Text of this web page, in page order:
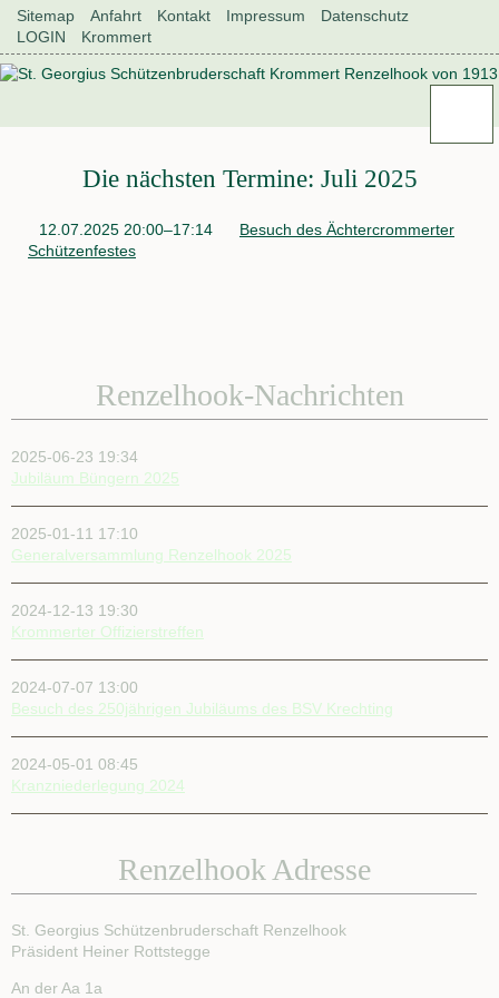
Navigation
überspringen
Sitemap Anfahrt Kontakt Impressum
Datenschutz
LOGIN
Krommert
Aktuelles
Historie
Königinnen
Geschichte
Allgemeine
Daten
als
Fahne
&
Abzeichen
Generalversammlungen
Festablauf
Festverlauf
2026
Schützen
feiern
Feste
2013
Jubiläum
Jubiläums
Anfahrt
Festwiese
BBV
Die nächsten Termine: Juli 2025
12.07.2025 20:00–17:14
Besuch des Ächtercrommerter
Schützenfestes
Renzelhook-Nachrichten
2025-06-23 19:34
Jubiläum Büngern 2025
2025-01-11 17:10
Generalversammlung Renzelhook 2025
2024-12-13 19:30
Krommerter Offizierstreffen
2024-07-07 13:00
Besuch des 250jährigen Jubiläums des BSV Krechting
2024-05-01 08:45
Kranzniederlegung 2024
Renzelhook Adresse
St. Georgius Schützenbruderschaft Renzelhook
Präsident Heiner Rottstegge
An der Aa 1a